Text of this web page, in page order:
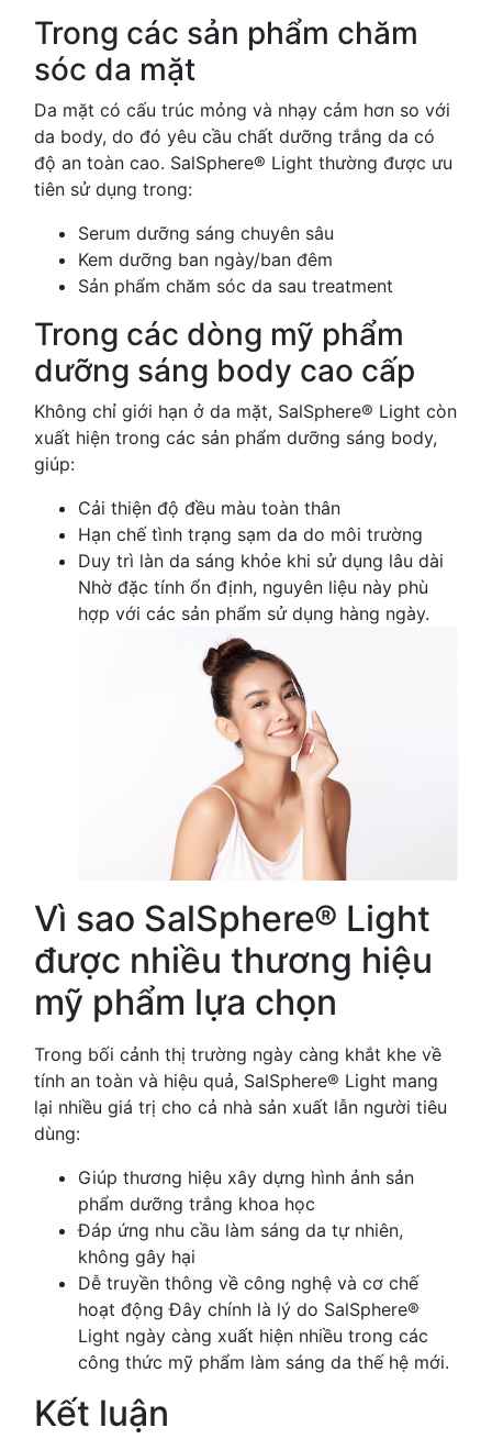
Trong các sản phẩm chăm
sóc da mặt
Da mặt có cấu trúc mỏng và nhạy cảm hơn so với
da body, do đó yêu cầu chất dưỡng trắng da có
độ an toàn cao. SalSphere® Light thường được ưu
tiên sử dụng trong:
Serum dưỡng sáng chuyên sâu
Kem dưỡng ban ngày/ban đêm
Sản phẩm chăm sóc da sau treatment
Trong các dòng mỹ phẩm
dưỡng sáng body cao cấp
Không chỉ giới hạn ở da mặt, SalSphere® Light còn
xuất hiện trong các sản phẩm dưỡng sáng body,
giúp:
Cải thiện độ đều màu toàn thân
Hạn chế tình trạng sạm da do môi trường
Duy trì làn da sáng khỏe khi sử dụng lâu dài
Nhờ đặc tính ổn định, nguyên liệu này phù
hợp với các sản phẩm sử dụng hàng ngày.
Vì sao SalSphere® Light
được nhiều thương hiệu
mỹ phẩm lựa chọn
Trong bối cảnh thị trường ngày càng khắt khe về
tính an toàn và hiệu quả, SalSphere® Light mang
lại nhiều giá trị cho cả nhà sản xuất lẫn người tiêu
dùng:
Giúp thương hiệu xây dựng hình ảnh sản
phẩm dưỡng trắng khoa học
Đáp ứng nhu cầu làm sáng da tự nhiên,
không gây hại
Dễ truyền thông về công nghệ và cơ chế
hoạt động Đây chính là lý do SalSphere®
Light ngày càng xuất hiện nhiều trong các
công thức mỹ phẩm làm sáng da thế hệ mới.
Kết luận